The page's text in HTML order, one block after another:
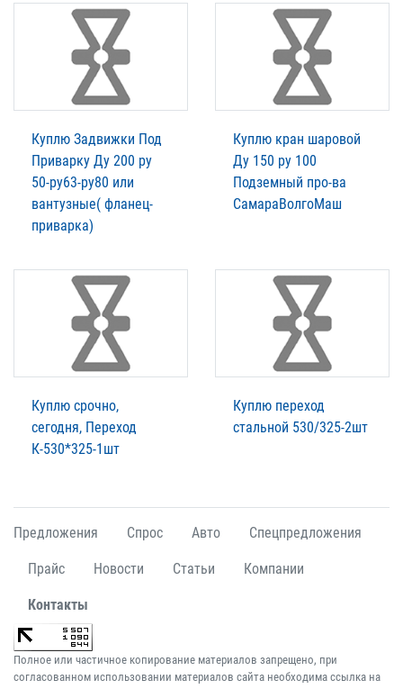
Куплю Задвижки Под
Приварку Ду 200 ру
50-ру63-ру80 или
вантузные( фланец-
приварка)
Куплю кран шаровой
Ду 150 ру 100
Подземный про-ва
СамараВолгоМаш
Куплю срочно,
сегодня, Переход
К-530*325-1шт
Куплю переход
стальной 530/325-2шт
Предложения Спрос Авто Спецпредложения
Прайс Новости Статьи Компании
Контакты
Полное или частичное копирование материалов запрещено, при
согласованном использовании материалов сайта необходима ссылка на